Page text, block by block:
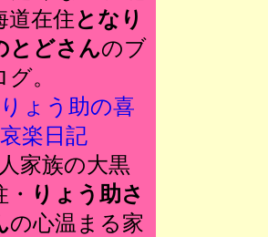
道在住となり
とどさんのブ
グ。
りょう助の喜
楽日記
家族の大黒
・ りょう助さ
の心温まる家